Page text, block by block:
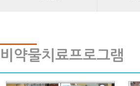
비약물치료프로그램